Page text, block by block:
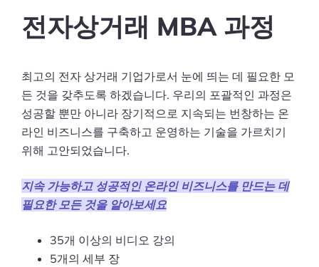
전자상거래 MBA 과정
최고의 전자 상거래 기업가로서 눈에 띄는 데 필요한 모
든 것을 갖추도록 하겠습니다. 우리의 포괄적인 과정은
성공할 뿐만 아니라 장기적으로 지속되는 번창하는 온
라인 비즈니스를 구축하고 운영하는 기술을 가르치기
위해 고안되었습니다.
지속 가능하고 성공적인 온라인 비즈니스를 만드는 데
필요한 모든 것을 알아보세요
35개 이상의 비디오 강의
5개의 세부 장